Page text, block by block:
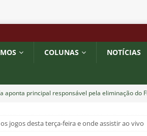
COLUNAS NOTÍCIAS
aponta principal responsável pela eliminação do
atuações: Fluminense 1 x 3 Vasco – Copa do
jogos desta terça-feira e onde assistir ao vivo